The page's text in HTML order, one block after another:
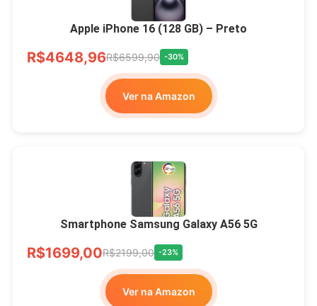
Apple iPhone 16 (128 GB) – Preto
R$4648,96R$6599,90 -30%
Ver na Amazon
Smartphone Samsung Galaxy A56 5G
R$1699,00R$2199,00 -23%
Ver na Amazon